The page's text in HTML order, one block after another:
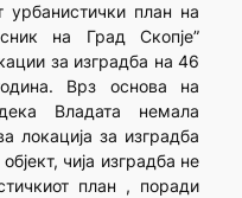
урбанистички план на
на Град Скопје”
за изградба на 46
Врз основа на
Владата немала
локација за изградба
чија изградба не
план , поради